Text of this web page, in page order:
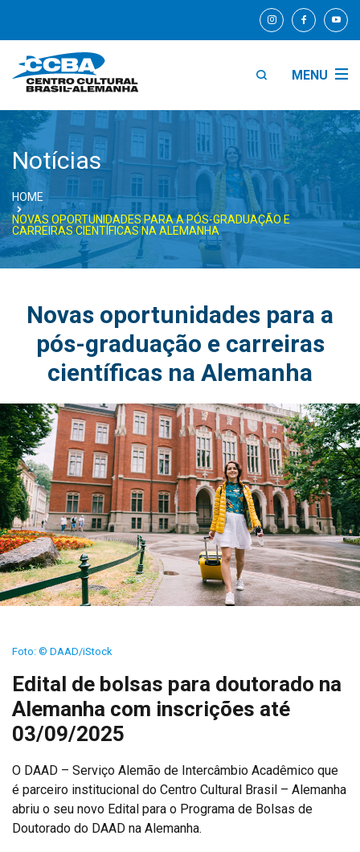
MENU
Notícias
HOME
NOVAS OPORTUNIDADES PARA A PÓS-GRADUAÇÃO E
CARREIRAS CIENTÍFICAS NA ALEMANHA
Novas oportunidades para a
pós-graduação e carreiras
científicas na Alemanha
Foto: © DAAD/iStock
Edital de bolsas para doutorado na
Alemanha com inscrições até
03/09/2025
O DAAD – Serviço Alemão de Intercâmbio Acadêmico que
é parceiro institucional do Centro Cultural Brasil – Alemanha
abriu o seu novo Edital para o Programa de Bolsas de
Doutorado do DAAD na Alemanha.